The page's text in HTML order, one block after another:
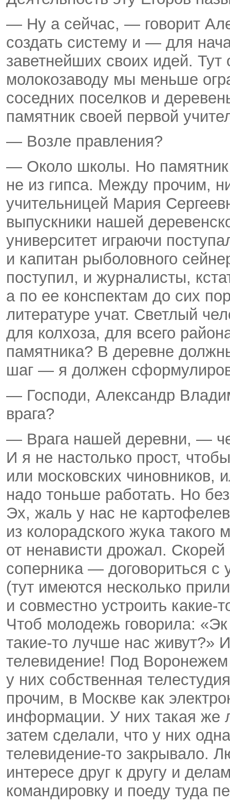
— Ну а сейчас, — говорит
создать систему и — для
заветнейших своих идей. Тут
молокозаводу мы меньше
соседних поселков и
памятник своей первой
— Возле правления?
— Около школы. Но
не из гипса. Между прочим,
учительницей Мария
выпускники нашей
университет играючи
и капитан рыболовного
поступил, и журналисты,
а по ее конспектам до сих
литературе учат. Светлый
для колхоза, для всего
памятника? В деревне
шаг — я должен
— Господи, Александр
врага?
— Врага нашей деревни, —
И я не настолько прост,
или московских чиновников,
надо тоньше работать. Но
Эх, жаль у нас не
из колорадского жука
от ненависти дрожал.
соперника — договориться
(тут имеются несколько
и совместно устроить какие-
Чтоб молодежь говорила:
такие-то лучше нас живут?»
телевидение! Под
у них собственная
прочим, в Москве как
информации. У них такая же
затем сделали, что у них
телевидение-то закрывало.
интересе друг к другу и
командировку и поеду туда